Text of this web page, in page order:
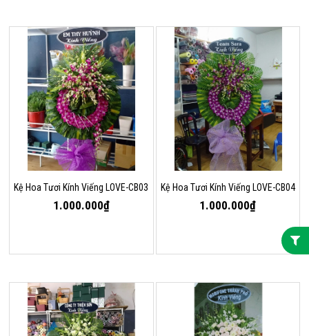
Kệ Hoa Tươi Kính Viếng LOVE-CB03
1.000.000₫
Kệ Hoa Tươi Kính Viếng LOVE-CB04
1.000.000₫